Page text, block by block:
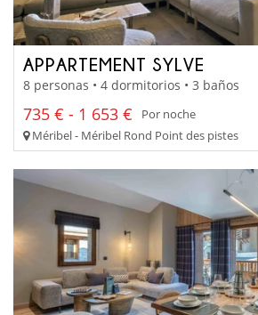
APPARTEMENT SYLVE
8 personas • 4 dormitorios • 3 baños
735 € - 1 653 €
Por noche
Méribel - Méribel Rond Point des pistes